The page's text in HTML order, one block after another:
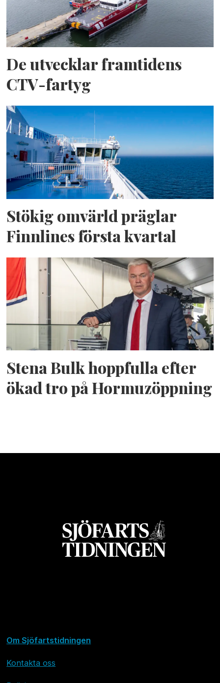
De utvecklar framtidens
CTV-fartyg
Stökig omvärld präglar
Finnlines första kvartal
Stena Bulk hoppfulla efter
ökad tro på Hormuzöppning
Om Sjöfartstidningen
Kontakta oss